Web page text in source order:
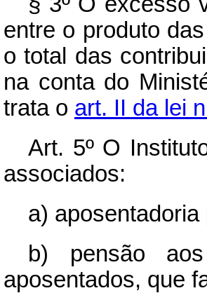
entre o produto
o total das
na conta do
trata o art. II da lei
Art. 5º O
associados:
a)
b) pensão
aposentados, que